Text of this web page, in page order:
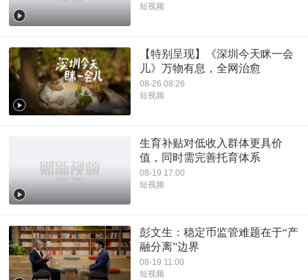
短视频
【特别呈现】《深圳今天眯一会
儿》万物有息，全网治愈
08-26 08:26
短视频
生育补贴对低收入群体更具价
值，同时需完善托育体系
08-19 17:00
短视频
彭文生：稳定币监管难题在于“产
融分离”边界
08-19 11:00
短视频